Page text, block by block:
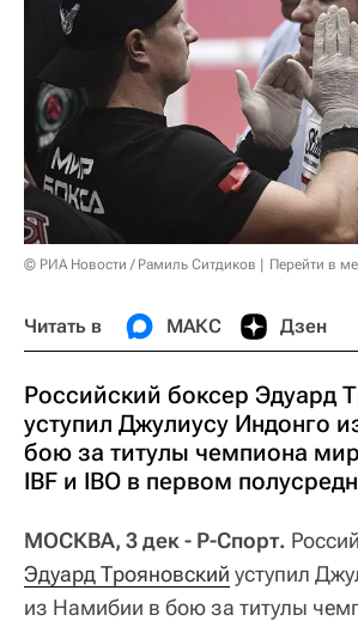
© РИА Новости / Рамиль Ситдиков Перейти в
Читать в МАКС Дзен
Российский боксер Эдуард
уступил Джулиусу Индонго
бою за титулы чемпиона
IBF и IBO в первом
МОСКВА, 3 дек - Р-Спорт.
Эдуард Трояновский уступил
из Намибии в бою за титулы